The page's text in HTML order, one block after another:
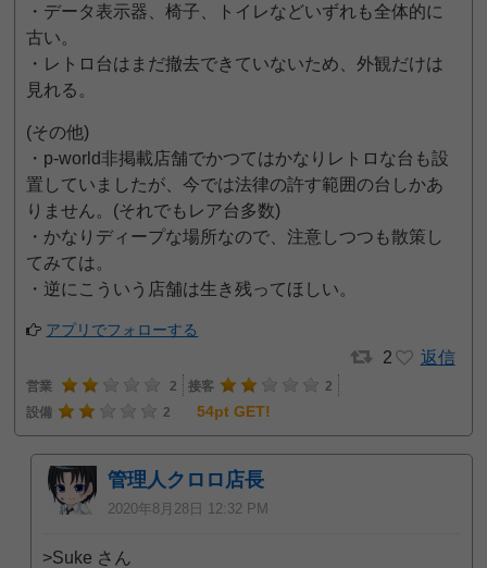
・データ表示器、椅子、トイレなどいずれも全体的に
古い。
・レトロ台はまだ撤去できていないため、外観だけは
見れる。
(その他)
・p-world非掲載店舗でかつてはかなりレトロな台も設
置していましたが、今では法律の許す範囲の台しかあ
りません。(それでもレア台多数)
・かなりディープな場所なので、注意しつつも散策し
てみては。
・逆にこういう店舗は生き残ってほしい。
アプリでフォローする
2 返信
営業 2 接客
2
設備
2 54pt GET!
管理人クロロ店長
2020年8月28日 12:32 PM
>Suke さん